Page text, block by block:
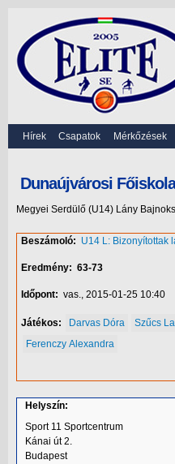
Hírek Csapatok Mérkőzések
Dunaújvárosi
Megyei Serdülő (U14) Lány
Beszámoló: U14 L: Bizonyítottak
Eredmény: 63-73
Időpont: vas., 2015-01-25 10:40
Játékos: Darvas Dóra Szűcs
Ferenczy Alexandra
Helyszín:
Sport 11 Sportcentrum
Kánai út 2.
Budapest